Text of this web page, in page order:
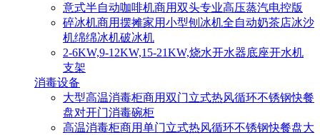
意式半自动咖啡机商用双头专业高压蒸汽电控版
碎冰机商用摆摊家用小型刨冰机全自动奶茶店冰沙
机绵绵冰机破冰机
2-6KW,9-12KW,15-21KW,烧水开水器底座开水机
支架
消毒设备
大型高温消毒柜商用双门立式热风循环不锈钢快餐
盘对开门消毒碗柜
高温消毒柜商用单门立式热风循环不锈钢快餐盘大